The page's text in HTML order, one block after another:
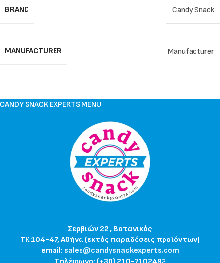
BRAND Candy Snack
MANUFACTURER Manufacturer
CANDY SNACK EXPERTS MENU
Σερβιών 22 , Βοτανικός
ΤΚ 104-47, Αθήνα (εκτός παραδόσεις προϊόντων)
email: sales@candysnackexperts.com